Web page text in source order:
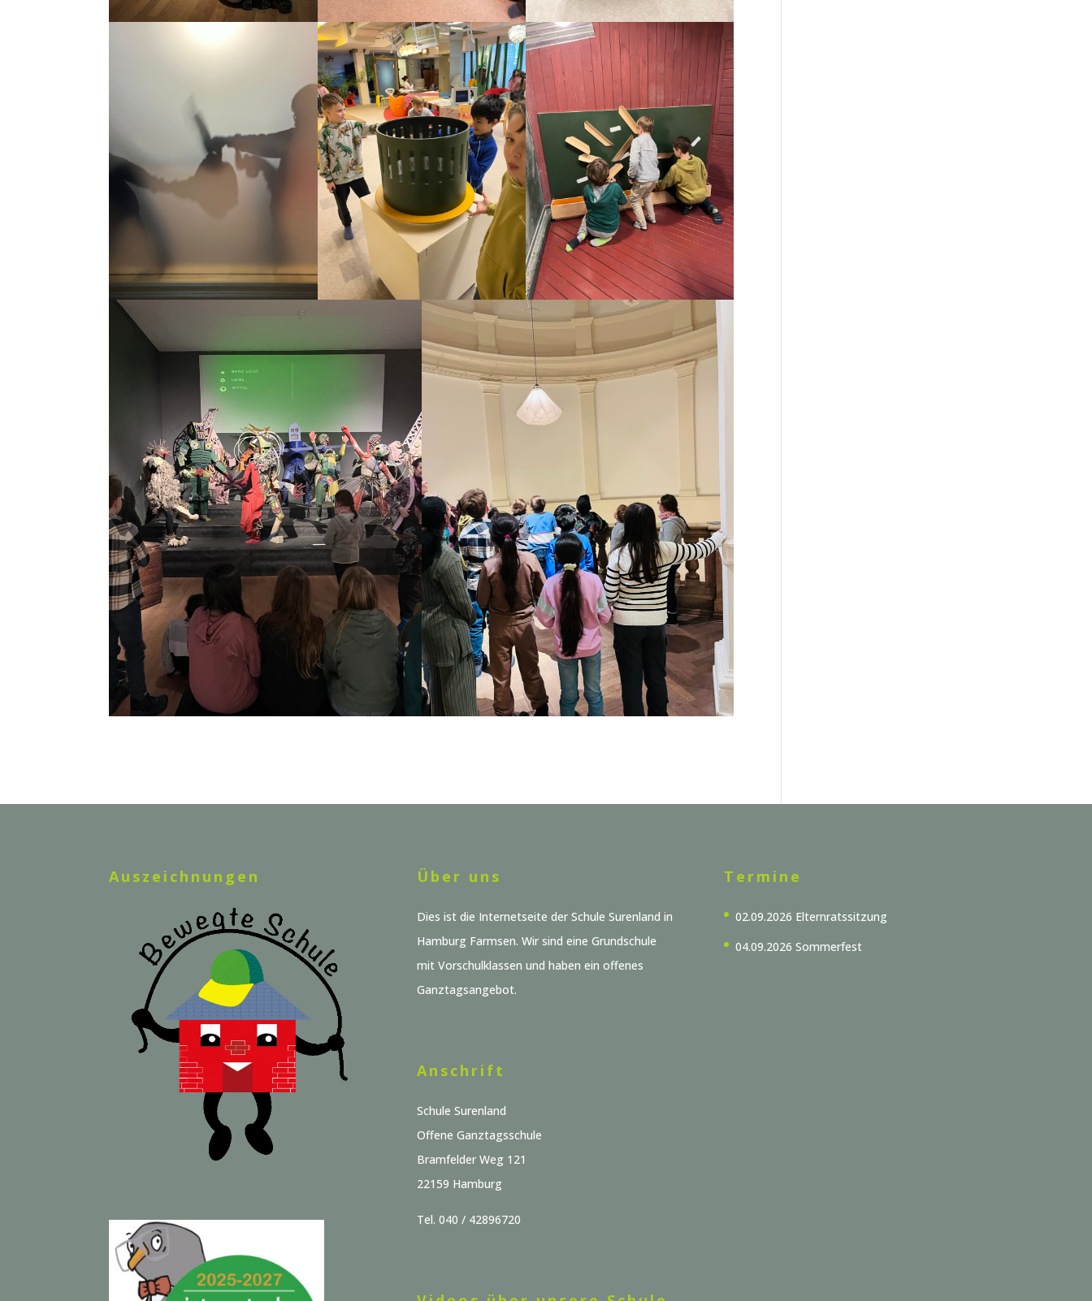
Auszeichnungen Über uns
Dies ist die Internetseite der Schule Surenland in
Hamburg Farmsen. Wir sind eine Grundschule
mit Vorschulklassen und haben ein offenes
Ganztagsangebot.
Anschrift
Schule Surenland
Offene Ganztagsschule
Bramfelder Weg 121
22159 Hamburg
Tel. 040 / 42896720
Termine
02.09.2026 Elternratssitzung
04.09.2026 Sommerfest